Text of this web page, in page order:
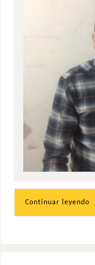
Continuar leyendo